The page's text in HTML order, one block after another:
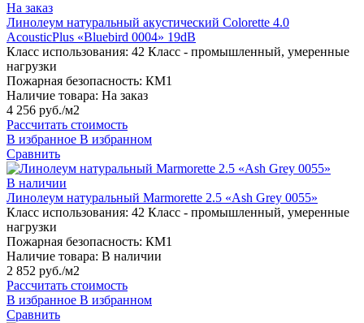
На заказ
Линолеум натуральный акустический Colorette 4.0
AcousticPlus «Bluebird 0004» 19dB
Класс использования: 42 Класс - промышленный, умеренные
нагрузки
Пожарная безопасность: КМ1
Наличие товара: На заказ
4 256 руб./м2
Рассчитать стоимость
В избранное В избранном
Сравнить
В наличии
Линолеум натуральный Marmorette 2.5 «Ash Grey 0055»
Класс использования: 42 Класс - промышленный, умеренные
нагрузки
Пожарная безопасность: КМ1
Наличие товара: В наличии
2 852 руб./м2
Рассчитать стоимость
В избранное В избранном
Сравнить